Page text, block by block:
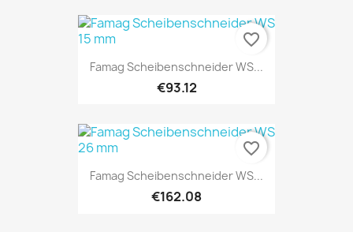
Famag Scheibenschneider WS...
€93.12
favorite_border
Famag Scheibenschneider WS...
€162.08
favorite_border